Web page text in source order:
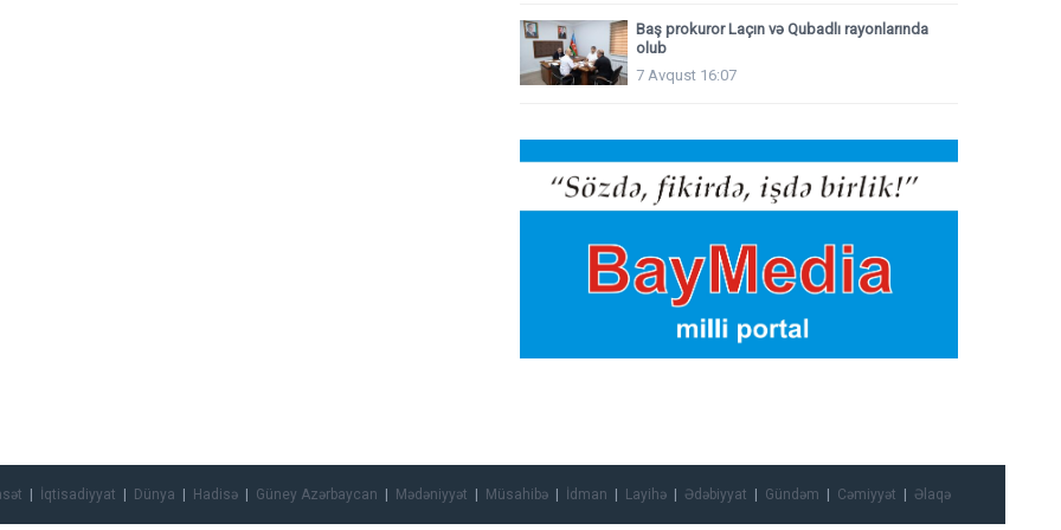
Baş prokuror Laçın və Qubadlı rayonlarında
olub
7 Avqust 16:07
İqtisadiyyat Dünya Hadisə Güney Azərbaycan Mədəniyyət Müsahibə İdman Layihə Ədəbiyyat Gündəm Cəmiyyət Əlaqə